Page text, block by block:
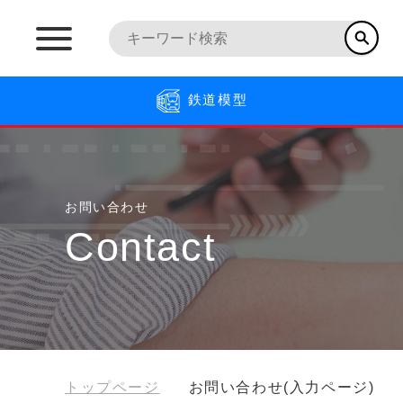
鉄道模型
お問い合わせ
Contact
トップページ お問い合わせ(入力ページ)